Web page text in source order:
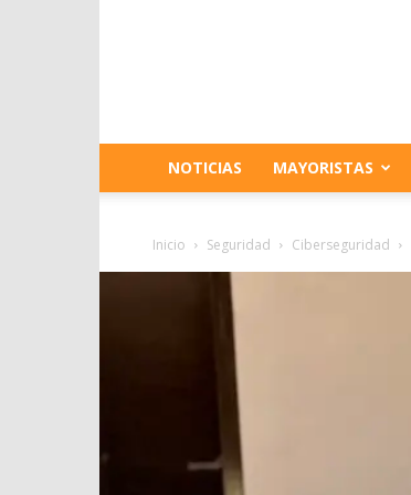
NOTICIAS MAYORISTAS
Inicio Seguridad Ciberseguridad